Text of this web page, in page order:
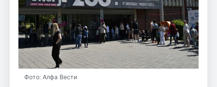
Фото: Алфа Вести